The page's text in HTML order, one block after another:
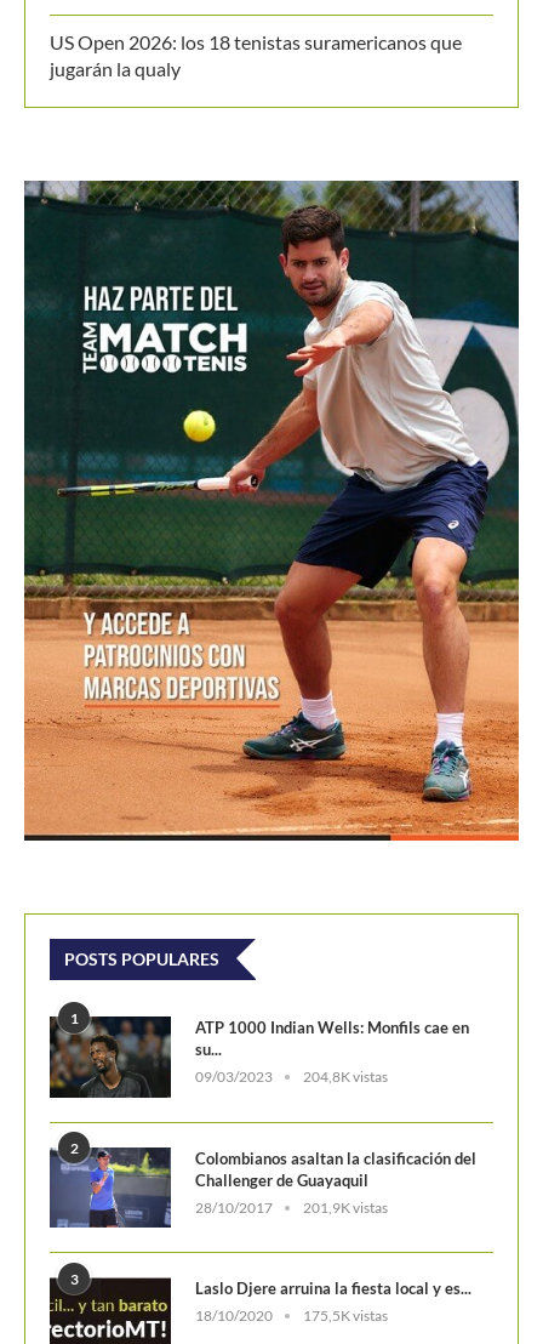
US Open 2026: los 18 tenistas suramericanos que
jugarán la qualy
POSTS POPULARES
1
ATP 1000 Indian Wells: Monfils cae en
su...
09/03/2023 204,8K vistas
2
Colombianos asaltan la clasificación del
Challenger de Guayaquil
28/10/2017 201,9K vistas
3 Laslo Djere arruina la fiesta local y es...
18/10/2020 175,5K vistas